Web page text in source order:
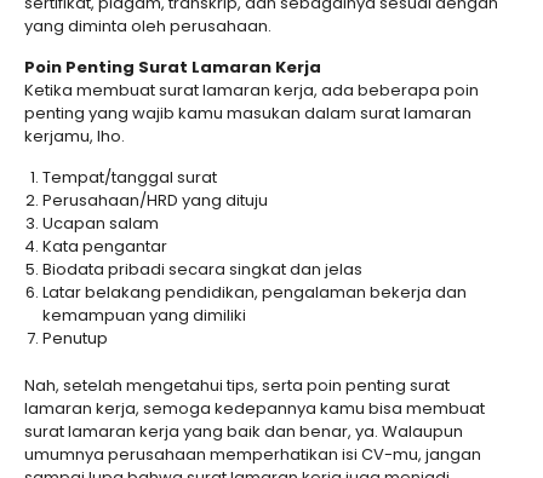
yang diminta oleh perusahaan.
Poin Penting Surat Lamaran Kerja
Ketika membuat surat lamaran kerja, ada beberapa poin
penting yang wajib kamu masukan dalam surat lamaran
kerjamu, lho.
Tempat/tanggal surat
Perusahaan/HRD yang dituju
Ucapan salam
Kata pengantar
Biodata pribadi secara singkat dan jelas
Latar belakang pendidikan, pengalaman bekerja dan
kemampuan yang dimiliki
Penutup
Nah, setelah mengetahui tips, serta poin penting surat
lamaran kerja, semoga kedepannya kamu bisa membuat
surat lamaran kerja yang baik dan benar, ya. Walaupun
umumnya perusahaan memperhatikan isi CV-mu, jangan